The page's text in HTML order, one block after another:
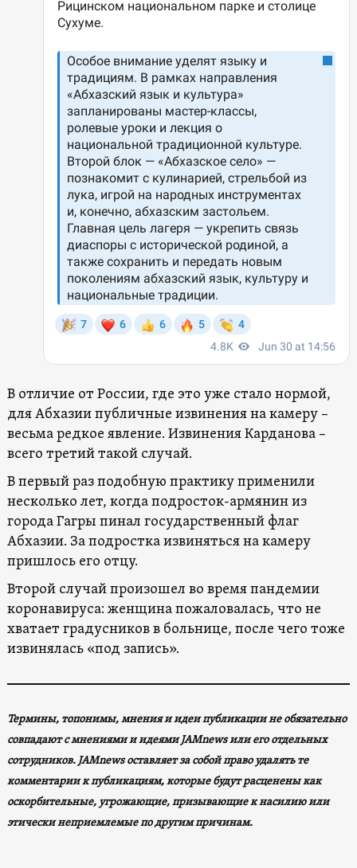
В отличие от России, где это уже стало нормой,
для Абхазии публичные извинения на камеру –
весьма редкое явление. Извинения Карданова –
всего третий такой случай.
В первый раз подобную практику применили
несколько лет, когда подросток-армянин из
города Гагры пинал государственный флаг
Абхазии. За подростка извиняться на камеру
пришлось его отцу.
Второй случай произошел во время пандемии
коронавируса: женщина пожаловалась, что не
хватает градусников в больнице, после чего тоже
извинялась «под запись».
Термины, топонимы, мнения и идеи публикации не обязательно
совпадают с мнениями и идеями JAMnews или его отдельных
сотрудников. JAMnews оставляет за собой право удалять те
комментарии к публикациям, которые будут расценены как
оскорбительные, угрожающие, призывающие к насилию или
этически неприемлемые по другим причинам.